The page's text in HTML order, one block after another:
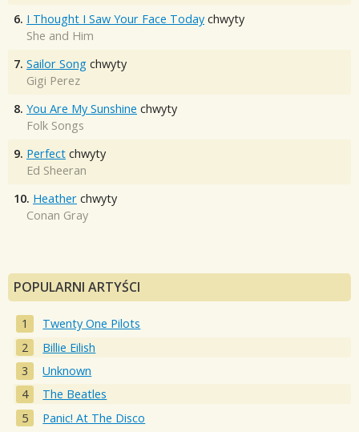
6. I Thought I Saw Your Face Today chwyty
She and Him
7. Sailor Song chwyty
Gigi Perez
8. You Are My Sunshine chwyty
Folk Songs
9. Perfect chwyty
Ed Sheeran
10. Heather chwyty
Conan Gray
POPULARNI ARTYŚCI
Twenty One Pilots
Billie Eilish
Unknown
The Beatles
Panic! At The Disco